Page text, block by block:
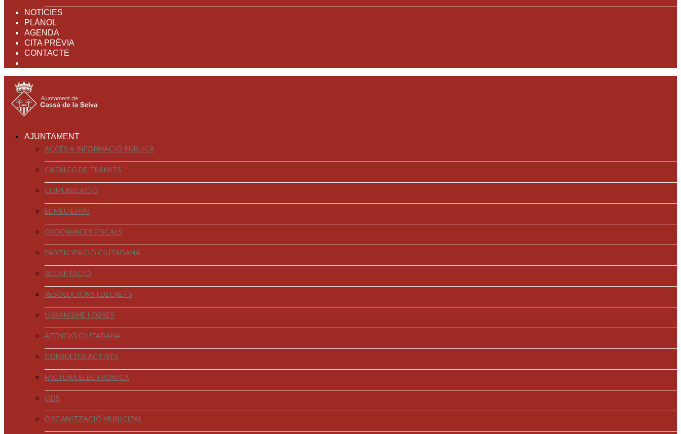
NOTÍCIES
PLÀNOL
AGENDA
CITA PRÈVIA
CONTACTE
AJUNTAMENT
ACCÉS A INFORMACIÓ PÚBLICA
CATÀLEG DE TRÀMITS
COMUNICACIÓ
EL MEU ESPAI
ORDENANCES FISCALS
PARTICIPACIÓ CIUTADANA
RECAPTACIÓ
RESOLUCIONS I DECRETS
URBANISME I OBRES
ATENCIÓ CIUTADANA
CONSULTES ACTIVES
FACTURA ELECTRÒNICA
ODS
ORGANITZACIÓ MUNICIPAL